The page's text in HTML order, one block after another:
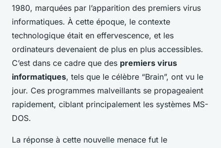
1980, marquées par l’apparition des premiers virus
informatiques. À cette époque, le contexte
technologique était en effervescence, et les
ordinateurs devenaient de plus en plus accessibles.
C’est dans ce cadre que des premiers virus
informatiques, tels que le célèbre “Brain”, ont vu le
jour. Ces programmes malveillants se propageaient
rapidement, ciblant principalement les systèmes MS-
DOS.
La réponse à cette nouvelle menace fut le